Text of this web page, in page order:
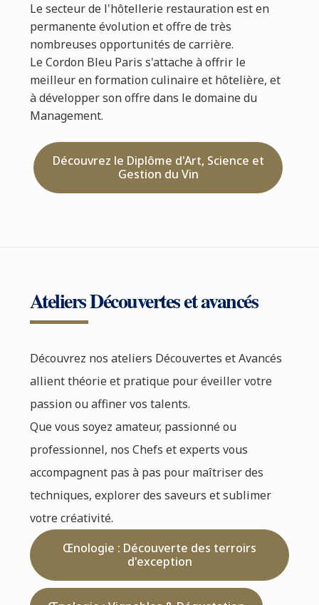
Le secteur de l'hôtellerie restauration est en
permanente évolution et offre de très
nombreuses opportunités de carrière.
Le Cordon Bleu Paris s'attache à offrir le
meilleur en formation culinaire et hôtelière, et
à développer son offre dans le domaine du
Management.
Découvrez le Diplôme d'Art, Science et
Gestion du Vin
Ateliers Découvertes et avancés
Découvrez nos ateliers Découvertes et Avancés
allient théorie et pratique pour éveiller votre
passion ou affiner vos talents.
Que vous soyez amateur, passionné ou
professionnel, nos Chefs et experts vous
accompagnent pas à pas pour maîtriser des
techniques, explorer des saveurs et sublimer
votre créativité.
Œnologie : Découverte des terroirs
d'exception